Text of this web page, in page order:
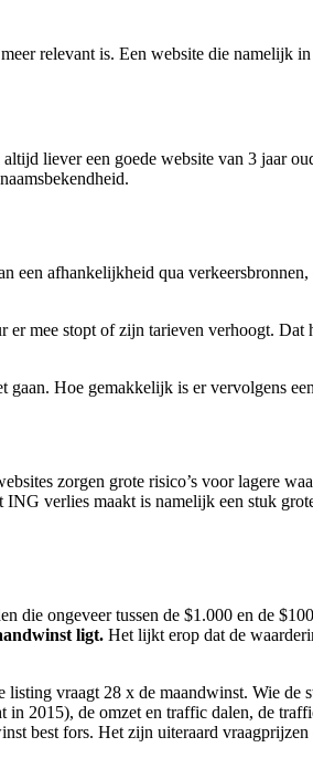
relevant is. Een website die namelijk
liever een goede website van 3 jaar
afhankelijkheid qua
er mee stopt of zijn tarieven verhoogt.
Hoe gemakkelijk is er vervolgens
zorgen grote risico’s voor lagere
verlies maakt is namelijk een stuk
die ongeveer tussen de $1.000 en de
ligt. Het lijkt erop dat de
vraagt 28 x de maandwinst. Wie de
2015), de omzet en traffic dalen, de
best fors. Het zijn uiteraard